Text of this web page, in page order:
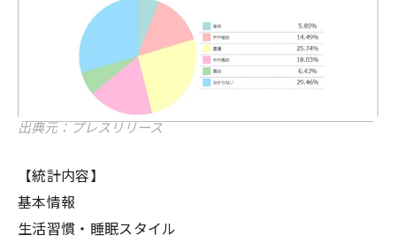
出典元：プレスリリース
【統計内容】
基本情報
生活習慣・睡眠スタイル